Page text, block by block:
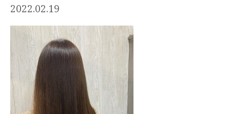
2022.02.19